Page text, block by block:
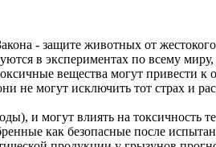
- защите животных от
в экспериментах по всему
вещества могут привести
могут исключить тот страх и
и могут влиять на токсичность
как безопасные после